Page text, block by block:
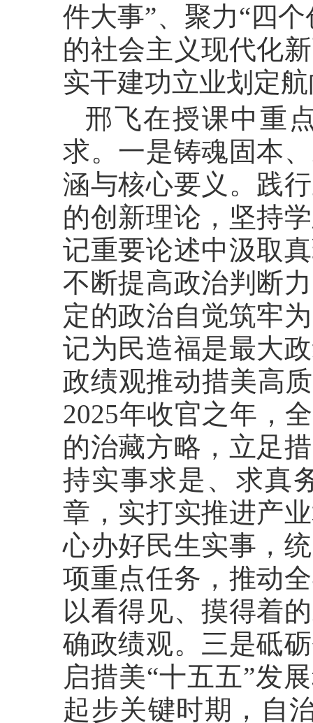
件大事”、聚力“四
的社会主义现代化
实干建功立业划定
邢飞在授课中重
求。一是铸魂固本
涵与核心要义。践
的创新理论，坚持
记重要论述中汲取
不断提高政治判断
定的政治自觉筑牢
记为民造福是最大
政绩观推动措美高
2025年收官之年，
的治藏方略，立足
持实事求是、求真
章，实打实推进产
心办好民生实事，
项重点任务，推动
以看得见、摸得着
确政绩观。三是砥
启措美“十五五”发
起步关键时期，自